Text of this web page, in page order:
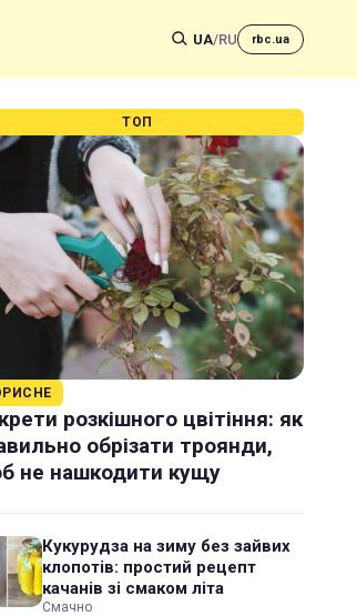
UA/RU rbc.ua
ТОП
розкішного цвітіння: як
обрізати троянди,
не нашкодити кущу
Кукурудза на зиму без зайвих
клопотів: простий рецепт
качанів зі смаком літа
Смачно